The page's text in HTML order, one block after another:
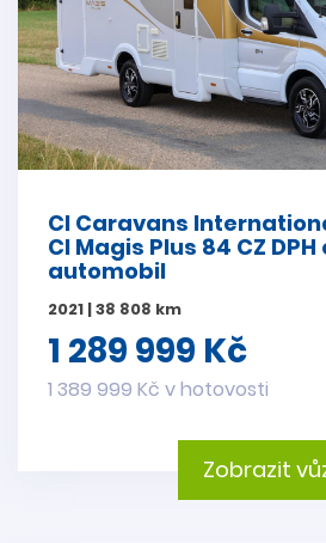
CI Caravans
CI Magis Plus 84 CZ
automobil
2021 | 38 808 km
1 289 999 Kč
1 389 999 Kč v hotovosti
Zobrazit